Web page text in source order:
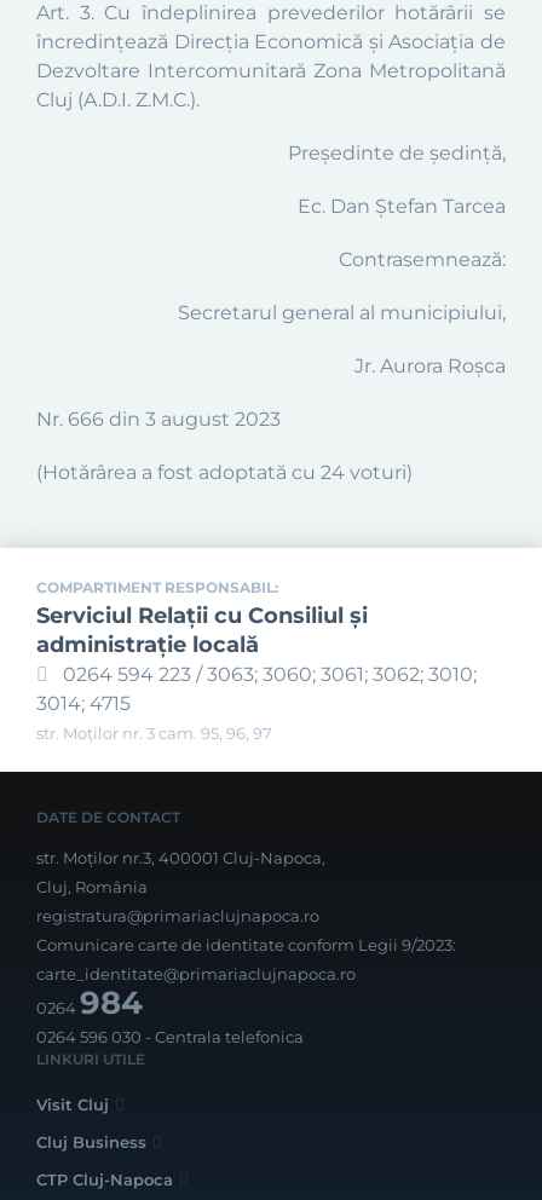
Art. 3. Cu îndeplinirea prevederilor hotărârii se
încredințează Direcția Economică și Asociația de
Dezvoltare Intercomunitară Zona Metropolitană
Cluj (A.D.I. Z.M.C.).
Președinte de ședință,
Ec. Dan Ștefan Tarcea
Contrasemnează:
Secretarul general al municipiului,
Jr. Aurora Roșca
Nr. 666 din 3 august 2023
(Hotărârea a fost adoptată cu 24 voturi)
COMPARTIMENT RESPONSABIL:
Serviciul Relaţii cu Consiliul şi
administraţie locală
0264 594 223 / 3063; 3060; 3061; 3062; 3010;
3014; 4715
str. Moților nr. 3 cam. 95, 96, 97
DATE DE CONTACT
str. Moților nr.3, 400001 Cluj-Napoca,
Cluj, România
registratura@primariaclujnapoca.ro
Comunicare carte de identitate conform Legii 9/2023:
carte_identitate@primariaclujnapoca.ro
0264984
0264 596 030 - Centrala telefonica
LINKURI UTILE
Visit Cluj
Cluj Business
CTP Cluj-Napoca